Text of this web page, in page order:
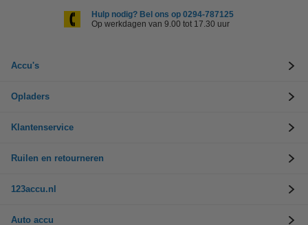
Hulp nodig? Bel ons op 0294-787125
Op werkdagen van 9.00 tot 17.30 uur
Accu's
Opladers
Klantenservice
Ruilen en retourneren
123accu.nl
Auto accu